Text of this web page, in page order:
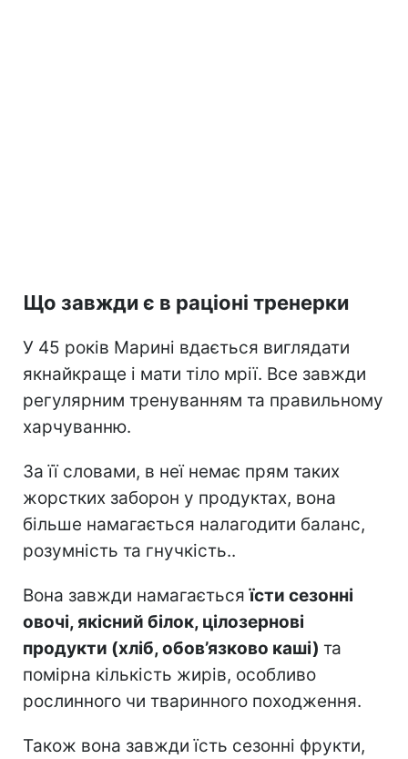
Що завжди є в раціоні тренерки
У 45 років Марині вдається виглядати
якнайкраще і мати тіло мрії. Все завжди
регулярним тренуванням та правильному
харчуванню.
За її словами, в неї немає прям таких
жорстких заборон у продуктах, вона
більше намагається налагодити баланс,
розумність та гнучкість..
Вона завжди намагаєтьсяїсти сезонні
овочі, якісний білок, цілозернові
продукти (хліб, обов’язково каші) та
помірна кількість жирів, особливо
рослинного чи тваринного походження.
Також вона завжди їсть сезонні фрукти,